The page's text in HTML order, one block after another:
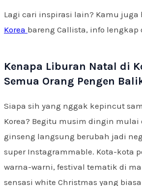
Lagi cari inspirasi lain? Kamu juga
Korea bareng Callista, info
Kenapa Liburan Natal di
Semua Orang Pengen
Siapa sih yang nggak kepincut
Korea? Begitu musim dingin mulai
ginseng langsung berubah jadi
super Instagrammable. Kota-kota
warna-warni, festival tematik di
sensasi white Christmas yang